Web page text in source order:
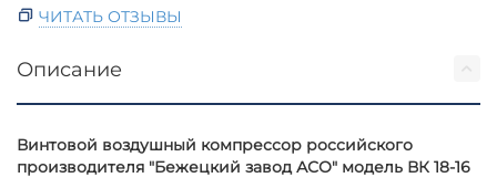
ЧИТАТЬ ОТЗЫВЫ
Описание
Винтовой воздушный компрессор российского
производителя "Бежецкий завод АСО" модель ВК 18-16